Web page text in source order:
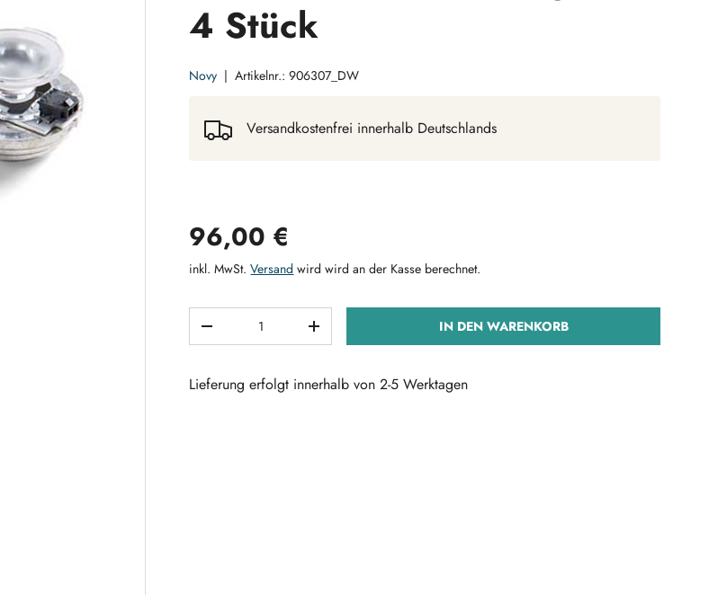
4 Stück
Novy |Artikelnr.: 906307_DW
Versandkostenfrei innerhalb Deutschlands
Normaler Preis
96,00 €
inkl. MwSt.Versand wird wird an der Kasse berechnet.
MENGE VERRINGERNMENGE ERHÖHEN IN DEN WARENKORB
Lieferung erfolgt innerhalb von 2-5 Werktagen